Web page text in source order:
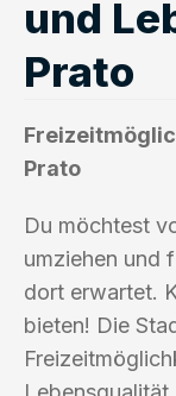
und
Prato
Prato
Du möchtest
umziehen und
dort erwartet.
bieten! Die